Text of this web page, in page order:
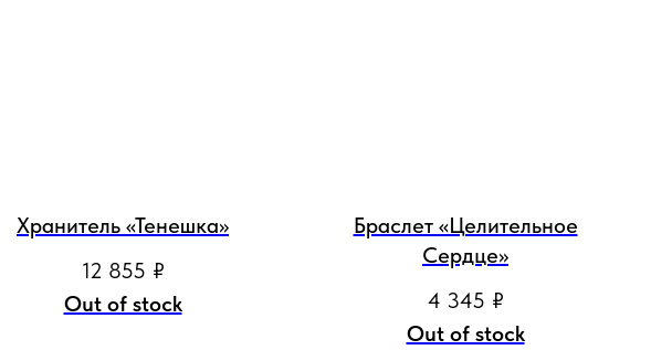
Хранитель «Тенешка»
12 855 ₽
Out of stock
Браслет «Целительное
Сердце»
4 345 ₽
Out of stock